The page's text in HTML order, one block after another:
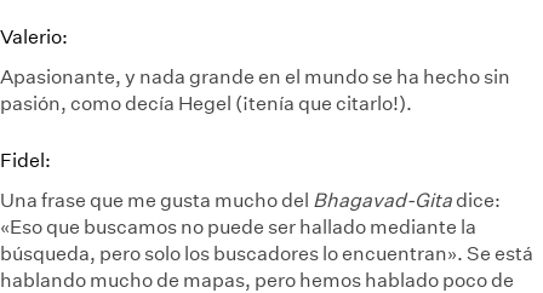
Valerio:
Apasionante, y nada grande en el mundo se ha hecho sin
pasión, como decía Hegel (¡tenía que citarlo!).
Fidel:
Una frase que me gusta mucho del Bhagavad-Gita dice:
«Eso que buscamos no puede ser hallado mediante la
búsqueda, pero solo los buscadores lo encuentran». Se está
hablando mucho de mapas, pero hemos hablado poco de